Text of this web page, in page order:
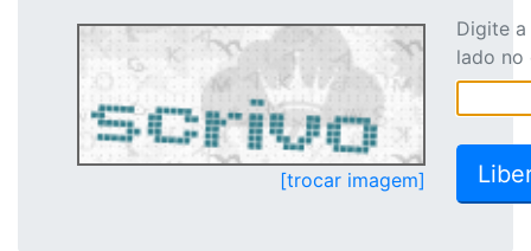
[trocar imagem]
Digite
lado no